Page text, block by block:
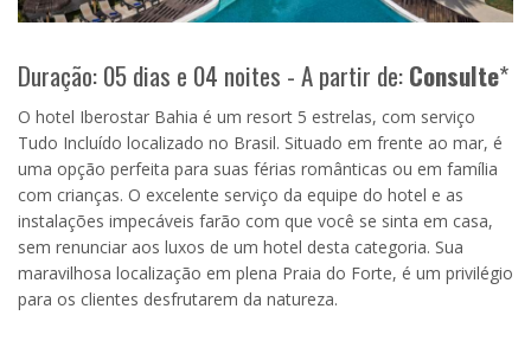
Duração: 05 dias e 04 noites - A partir de:Consulte*
O hotel Iberostar Bahia é um resort 5 estrelas, com serviço
Tudo Incluído localizado no Brasil. Situado em frente ao mar, é
uma opção perfeita para suas férias românticas ou em família
com crianças. O excelente serviço da equipe do hotel e as
instalações impecáveis farão com que você se sinta em casa,
sem renunciar aos luxos de um hotel desta categoria. Sua
maravilhosa localização em plena Praia do Forte, é um privilégio
para os clientes desfrutarem da natureza.